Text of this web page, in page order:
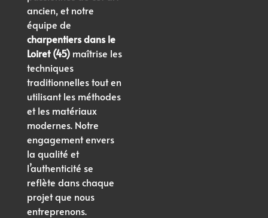
ancien, et notre
équipe de
charpentiers dans le
Loiret (45) maîtrise les
techniques
traditionnelles tout en
utilisant les méthodes
et les matériaux
modernes. Notre
engagement envers
la qualité et
l’authenticité se
reflète dans chaque
projet que nous
entreprenons.